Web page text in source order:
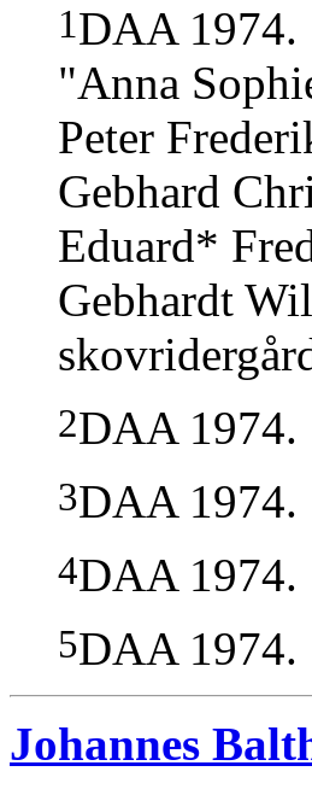
1DAA 1974.
"Anna
Peter
Gebhard
Eduard*
Gebhardt
2DAA 1974.
3DAA 1974.
4DAA 1974.
5DAA 1974.
Johannes